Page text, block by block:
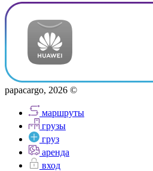
papacargo, 2026 ©
маршруты
грузы
груз
аренда
вход